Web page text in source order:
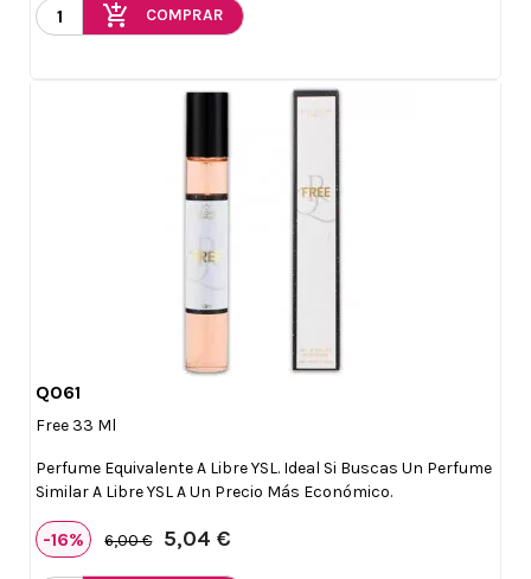
add_shopping_cart COMPRAR
Q061
Free 33 Ml
Perfume Equivalente A Libre YSL. Ideal Si Buscas Un Perfume
Similar A Libre YSL A Un Precio Más Económico.
-16% 6,00 € 5,04 €